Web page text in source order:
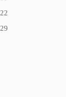
22
29